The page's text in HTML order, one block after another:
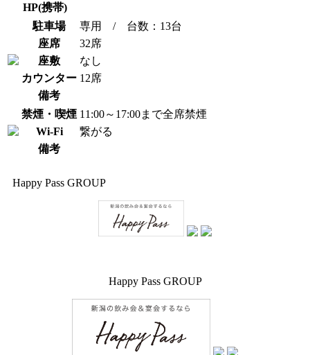
HP(携帯)
駐車場
専用 / 台数：13台
座席
32席
座敷
なし
カウンター 12席
備考
禁煙・喫煙 11:00～17:00まで全席禁煙
Wi-Fi
繋がる
備考
Happy Pass GROUP
Happy Pass GROUP